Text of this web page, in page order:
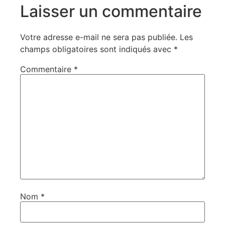
Laisser un commentaire
Votre adresse e-mail ne sera pas publiée. Les
champs obligatoires sont indiqués avec *
Commentaire *
Nom *